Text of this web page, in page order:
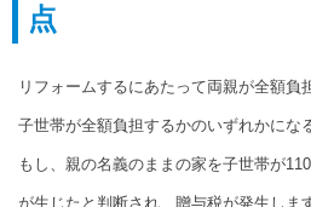
点
リフォームするにあたって両親が全額負
子世帯が全額負担するかのいずれかにな
もし、親の名義のままの家を子世帯が
が生じたと判断され、贈与税が発生しま